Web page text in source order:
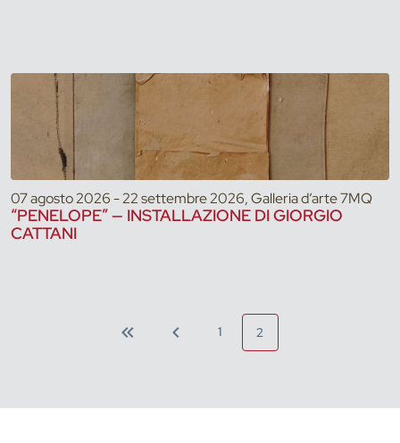
07 agosto 2026 - 22 settembre 2026, Galleria d’arte 7MQ
“PENELOPE” — INSTALLAZIONE DI GIORGIO
CATTANI
1 2